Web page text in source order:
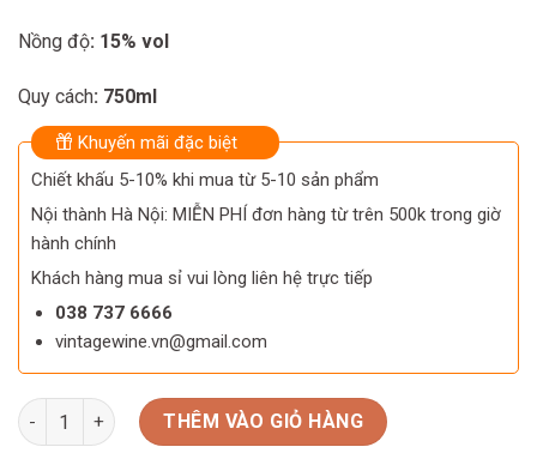
Nồng độ: 15% vol
Quy cách: 750ml
Khuyến mãi đặc biệt
Chiết khấu 5-10% khi mua từ 5-10 sản phẩm
Nội thành Hà Nội: MIỄN PHÍ đơn hàng từ trên 500k trong giờ
hành chính
Khách hàng mua sỉ vui lòng liên hệ trực tiếp
038 737 6666
vintagewine.vn@gmail.com
Rượu vang Úc d’Arenberg The Coppermine Road số lượng
THÊM VÀO GIỎ HÀNG